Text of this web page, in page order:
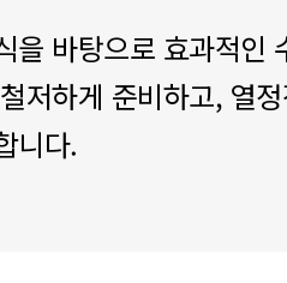
을 바탕으로 효과적인
저하게 준비하고, 열
니다.